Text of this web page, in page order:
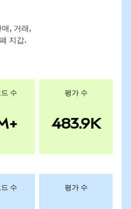
, 거래,
지갑.
수 평가 수
483.9K
수 평가 수